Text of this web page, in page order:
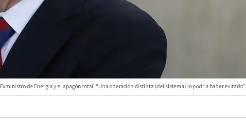
Exministro de Energía y el apagón total: “Una operación distinta (del sistema) lo podría haber evitado”.